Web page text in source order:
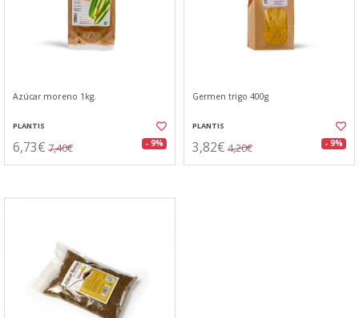
Azúcar moreno 1kg.
PLANTIS
6,73€ 7,40€ - 9%
Germen trigo 400g
PLANTIS
3,82€ 4,20€ - 9%